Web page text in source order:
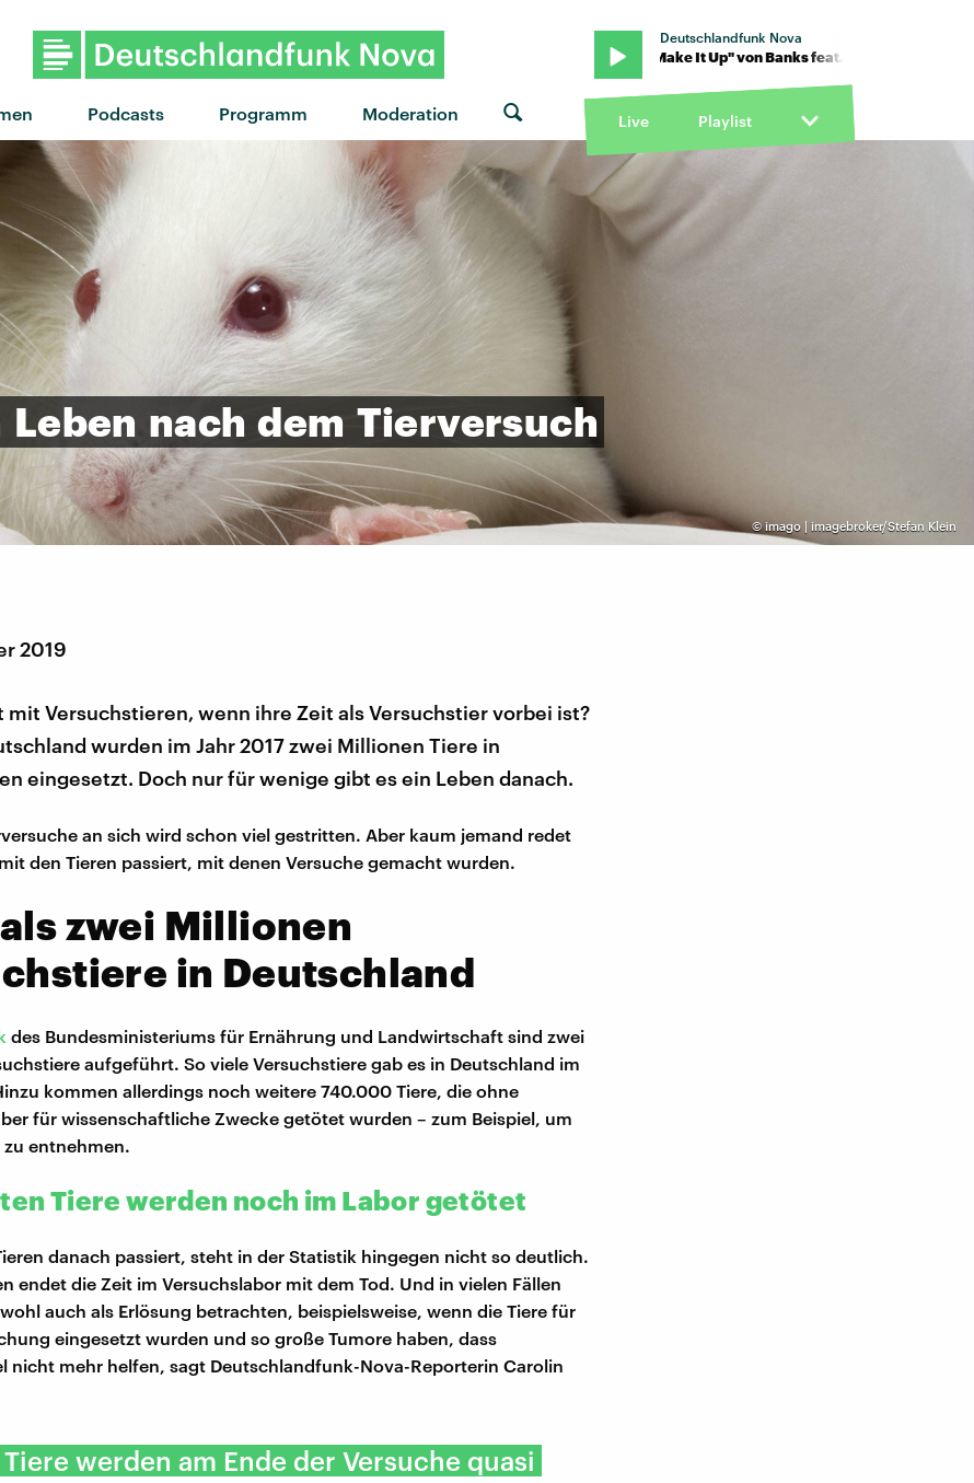
Podcasts Programm Moderation
Deutschlandfunk Nova
"Make It Up" von Banks feat. Sampha · "Make It Up" von Banks feat. Sampha · "Make It Up" von
Live Playlist
©imago | imagebroker/Stefan Klein
Leben nach dem Tierversuch
2019
mit Versuchstieren, wenn ihre Zeit als Versuchstier vorbei ist?
wurden im Jahr 2017 zwei Millionen Tiere in
eingesetzt. Doch nur für wenige gibt es ein Leben danach.
an sich wird schon viel gestritten. Aber kaum jemand redet
den Tieren passiert, mit denen Versuche gemacht wurden.
zwei Millionen
in Deutschland
des Bundesministeriums für Ernährung und Landwirtschaft sind zwei
aufgeführt. So viele Versuchstiere gab es in Deutschland im
kommen allerdings noch weitere 740.000 Tiere, die ohne
für wissenschaftliche Zwecke getötet wurden – zum Beispiel, um
entnehmen.
Tiere werden noch im Labor getötet
danach passiert, steht in der Statistik hingegen nicht so deutlich.
endet die Zeit im Versuchslabor mit dem Tod. Und in vielen Fällen
auch als Erlösung betrachten, beispielsweise, wenn die Tiere für
eingesetzt wurden und so große Tumore haben, dass
nicht mehr helfen, sagt Deutschlandfunk-Nova-Reporterin Carolin
werden am Ende der Versuche quasi